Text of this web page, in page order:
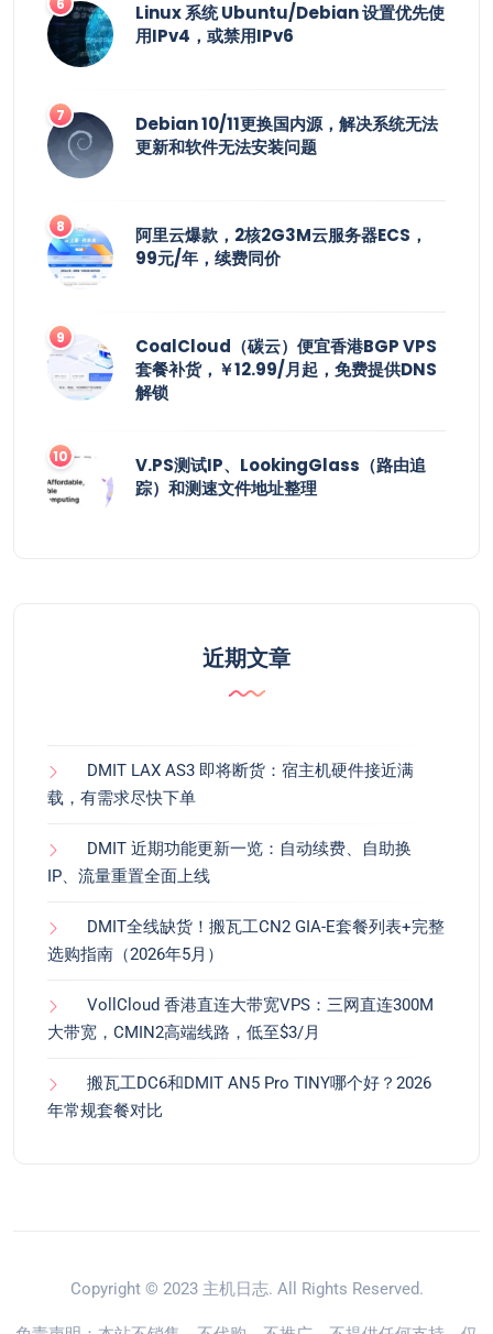
Linux 系统 Ubuntu/Debian 设置优先使
用IPv4，或禁用IPv6
Debian 10/11更换国内源，解决系统无法
更新和软件无法安装问题
阿里云爆款，2核2G3M云服务器ECS，
99元/年，续费同价
CoalCloud（碳云）便宜香港BGP VPS
套餐补货，￥12.99/月起，免费提供DNS
解锁
V.PS测试IP、LookingGlass（路由追
踪）和测速文件地址整理
近期文章
DMIT LAX AS3 即将断货：宿主机硬件接近满
载，有需求尽快下单
DMIT 近期功能更新一览：自动续费、自助换
IP、流量重置全面上线
DMIT全线缺货！搬瓦工CN2 GIA-E套餐列表+完整
选购指南（2026年5月）
VollCloud 香港直连大带宽VPS：三网直连300M
大带宽，CMIN2高端线路，低至$3/月
搬瓦工DC6和DMIT AN5 Pro TINY哪个好？2026
年常规套餐对比
Copyright © 2023 主机日志. All Rights Reserved.